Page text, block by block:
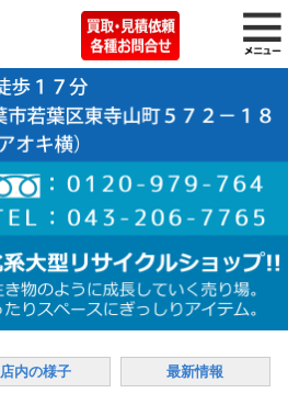
店内の様子 最新情報